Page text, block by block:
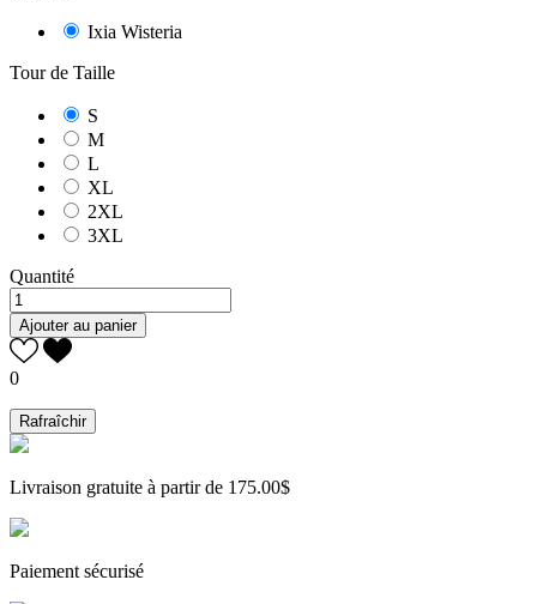
Ixia Wisteria
Tour de Taille
S
M
L
XL
2XL
3XL
Quantité
Ajouter au panier
0
Livraison gratuite à partir de 175.00$
Paiement sécurisé